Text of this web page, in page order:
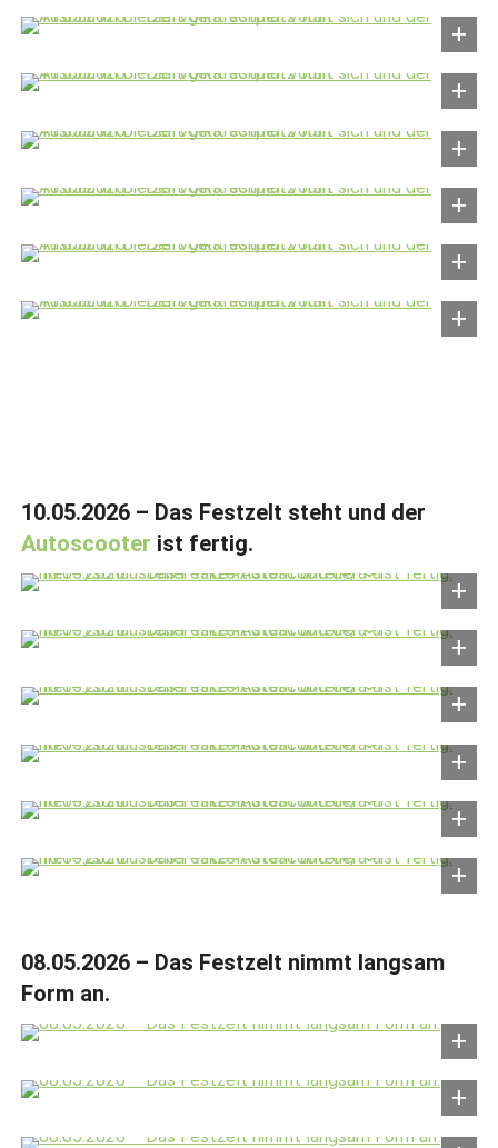
10.05.2026 – Das Festzelt steht und der
Autoscooter ist fertig.
08.05.2026 – Das Festzelt nimmt langsam
Form an.